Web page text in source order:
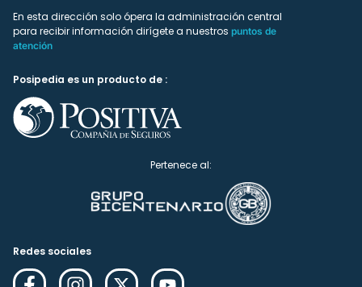
En esta dirección solo ópera la administración central
para recibir información dirígete a nuestros puntos de
atención
Posipedia es un producto de :
Pertenece al:
Redes sociales